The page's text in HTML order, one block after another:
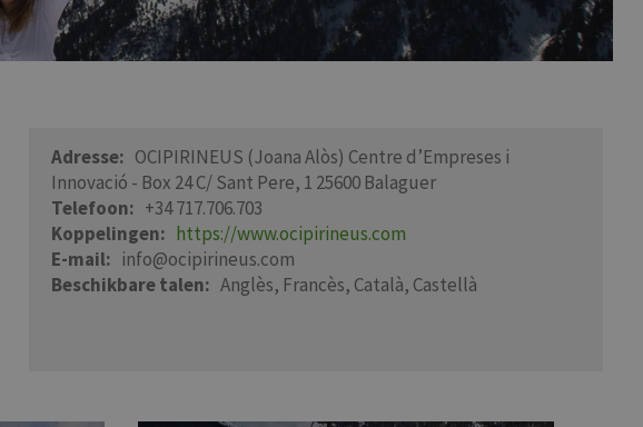
Adresse
OCIPIRINEUS (Joana Alòs) Centre d’Empreses i
Innovació - Box 24 C/ Sant Pere, 1 25600 Balaguer
Telefoon
+34 717.706.703
Koppelingen
https://www.ocipirineus.com
E-mail
info@ocipirineus.com
Beschikbare talen
Anglès Francès Català Castellà